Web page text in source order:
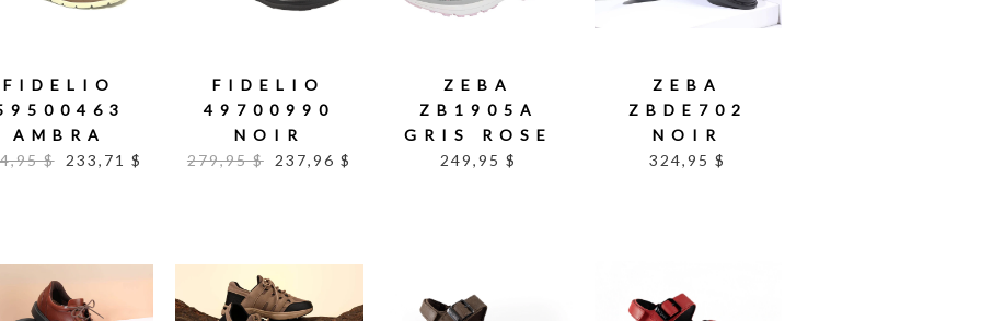
FIDELIO
AMBRA
$
233,71 $
FIDELIO
49700990
NOIR
279,95 $
237,96 $
ZEBA
ZB1905A
GRIS ROSE
249,95 $
ZEBA
ZBDE702
NOIR
324,95 $